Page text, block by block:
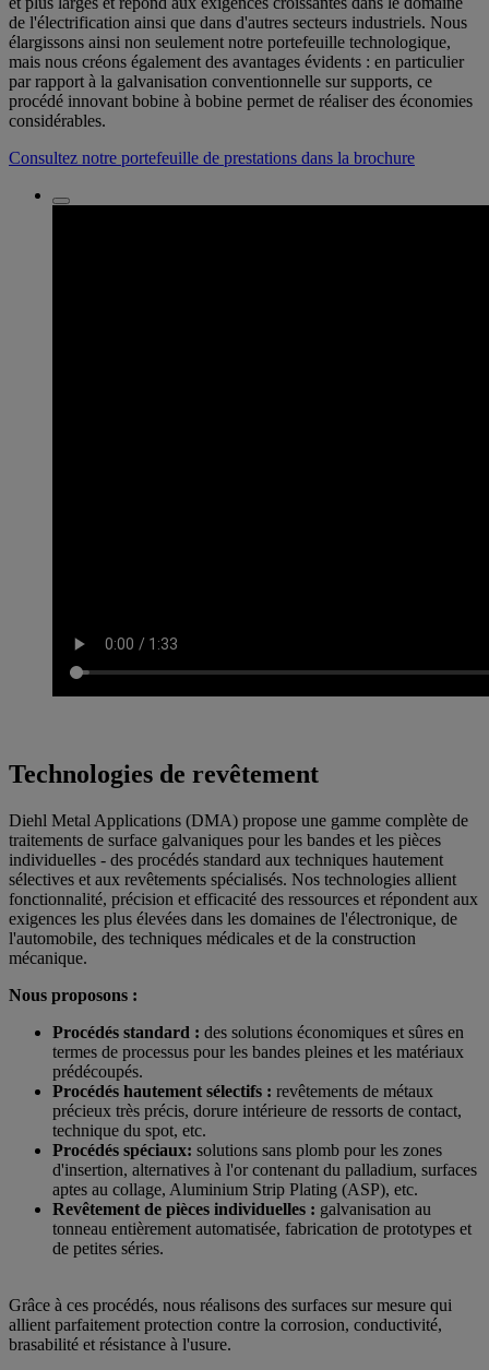
de l'électrification ainsi que dans d'autres secteurs industriels. Nous
élargissons ainsi non seulement notre portefeuille technologique,
mais nous créons également des avantages évidents : en particulier
par rapport à la galvanisation conventionnelle sur supports, ce
procédé innovant bobine à bobine permet de réaliser des économies
considérables.
Consultez notre portefeuille de prestations dans la brochure
Technologies de revêtement
Diehl Metal Applications (DMA) propose une gamme complète de
traitements de surface galvaniques pour les bandes et les pièces
individuelles - des procédés standard aux techniques hautement
sélectives et aux revêtements spécialisés. Nos technologies allient
fonctionnalité, précision et efficacité des ressources et répondent aux
exigences les plus élevées dans les domaines de l'électronique, de
l'automobile, des techniques médicales et de la construction
mécanique.
Nous proposons :
Procédés standard : des solutions économiques et sûres en
termes de processus pour les bandes pleines et les matériaux
prédécoupés.
Procédés hautement sélectifs : revêtements de métaux
précieux très précis, dorure intérieure de ressorts de contact,
technique du spot, etc.
Procédés spéciaux: solutions sans plomb pour les zones
d'insertion, alternatives à l'or contenant du palladium, surfaces
aptes au collage, Aluminium Strip Plating (ASP), etc.
Revêtement de pièces individuelles : galvanisation au
tonneau entièrement automatisée, fabrication de prototypes et
de petites séries.
Grâce à ces procédés, nous réalisons des surfaces sur mesure qui
allient parfaitement protection contre la corrosion, conductivité,
brasabilité et résistance à l'usure.